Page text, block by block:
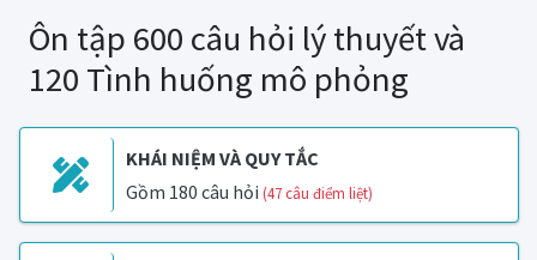
Ôn tập 600 câu hỏi lý thuyết và
120 Tình huống mô phỏng
KHÁI NIỆM VÀ QUY TẮC
Gồm 180 câu hỏi (47 câu điểm liệt)